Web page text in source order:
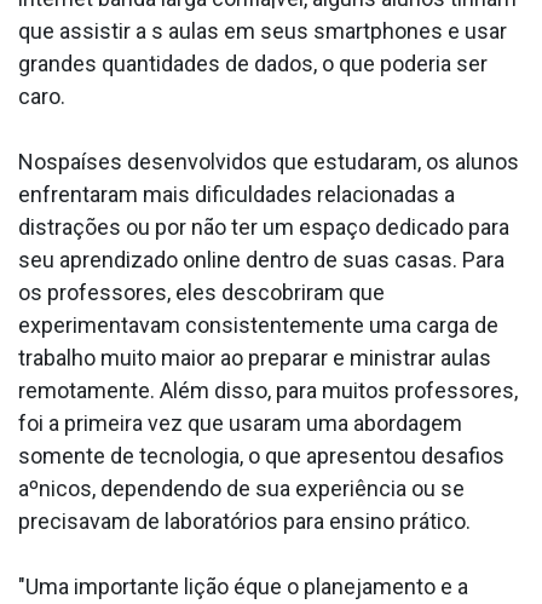
que assistir a s aulas em seus smartphones e usar
grandes quantidades de dados, o que poderia ser
caro.
Nospaíses desenvolvidos que estudaram, os alunos
enfrentaram mais dificuldades relacionadas a
distrações ou por não ter um espaço dedicado para
seu aprendizado online dentro de suas casas. Para
os professores, eles descobriram que
experimentavam consistentemente uma carga de
trabalho muito maior ao preparar e ministrar aulas
remotamente. Além disso, para muitos professores,
foi a primeira vez que usaram uma abordagem
somente de tecnologia, o que apresentou desafios
aºnicos, dependendo de sua experiência ou se
precisavam de laboratórios para ensino prático.
"Uma importante lição éque o planejamento e a